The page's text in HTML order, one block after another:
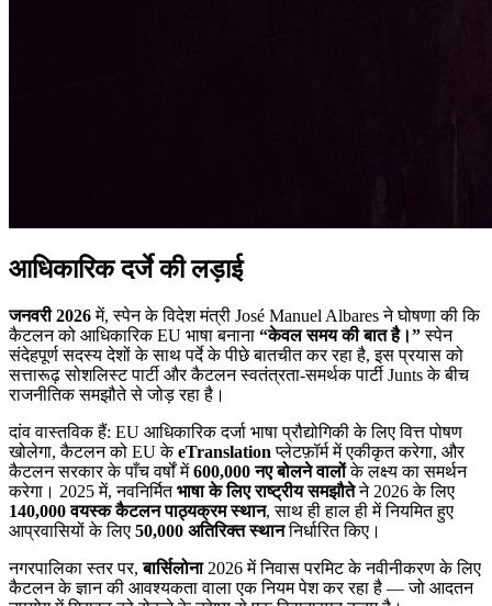
आधिकारिक दर्जे की लड़ाई
जनवरी 2026में, स्पेन के विदेश मंत्री José Manuel Albares ने घोषणा की कि
कैटलन को आधिकारिक EU भाषा बनाना “केवल समय की बात है।”स्पेन
संदेहपूर्ण सदस्य देशों के साथ पर्दे के पीछे बातचीत कर रहा है, इस प्रयास को
सत्तारूढ़ सोशलिस्ट पार्टी और कैटलन स्वतंत्रता-समर्थक पार्टी Junts के बीच
राजनीतिक समझौते से जोड़ रहा है।
दांव वास्तविक हैं: EU आधिकारिक दर्जा भाषा प्रौद्योगिकी के लिए वित्त पोषण
खोलेगा, कैटलन को EU केeTranslation प्लेटफ़ॉर्म में एकीकृत करेगा, और
कैटलन सरकार के पाँच वर्षों में600,000 नए बोलने वालोंके लक्ष्य का समर्थन
करेगा। 2025 में, नवनिर्मितभाषा के लिए राष्ट्रीय समझौतेने 2026 के लिए
140,000 वयस्क कैटलन पाठ्यक्रम स्थान, साथ ही हाल ही में नियमित हुए
आप्रवासियों के लिए 50,000 अतिरिक्त स्थाननिर्धारित किए।
नगरपालिका स्तर पर,बार्सिलोना2026 में निवास परमिट के नवीनीकरण के लिए
कैटलन के ज्ञान की आवश्यकता वाला एक नियम पेश कर रहा है — जो आदतन